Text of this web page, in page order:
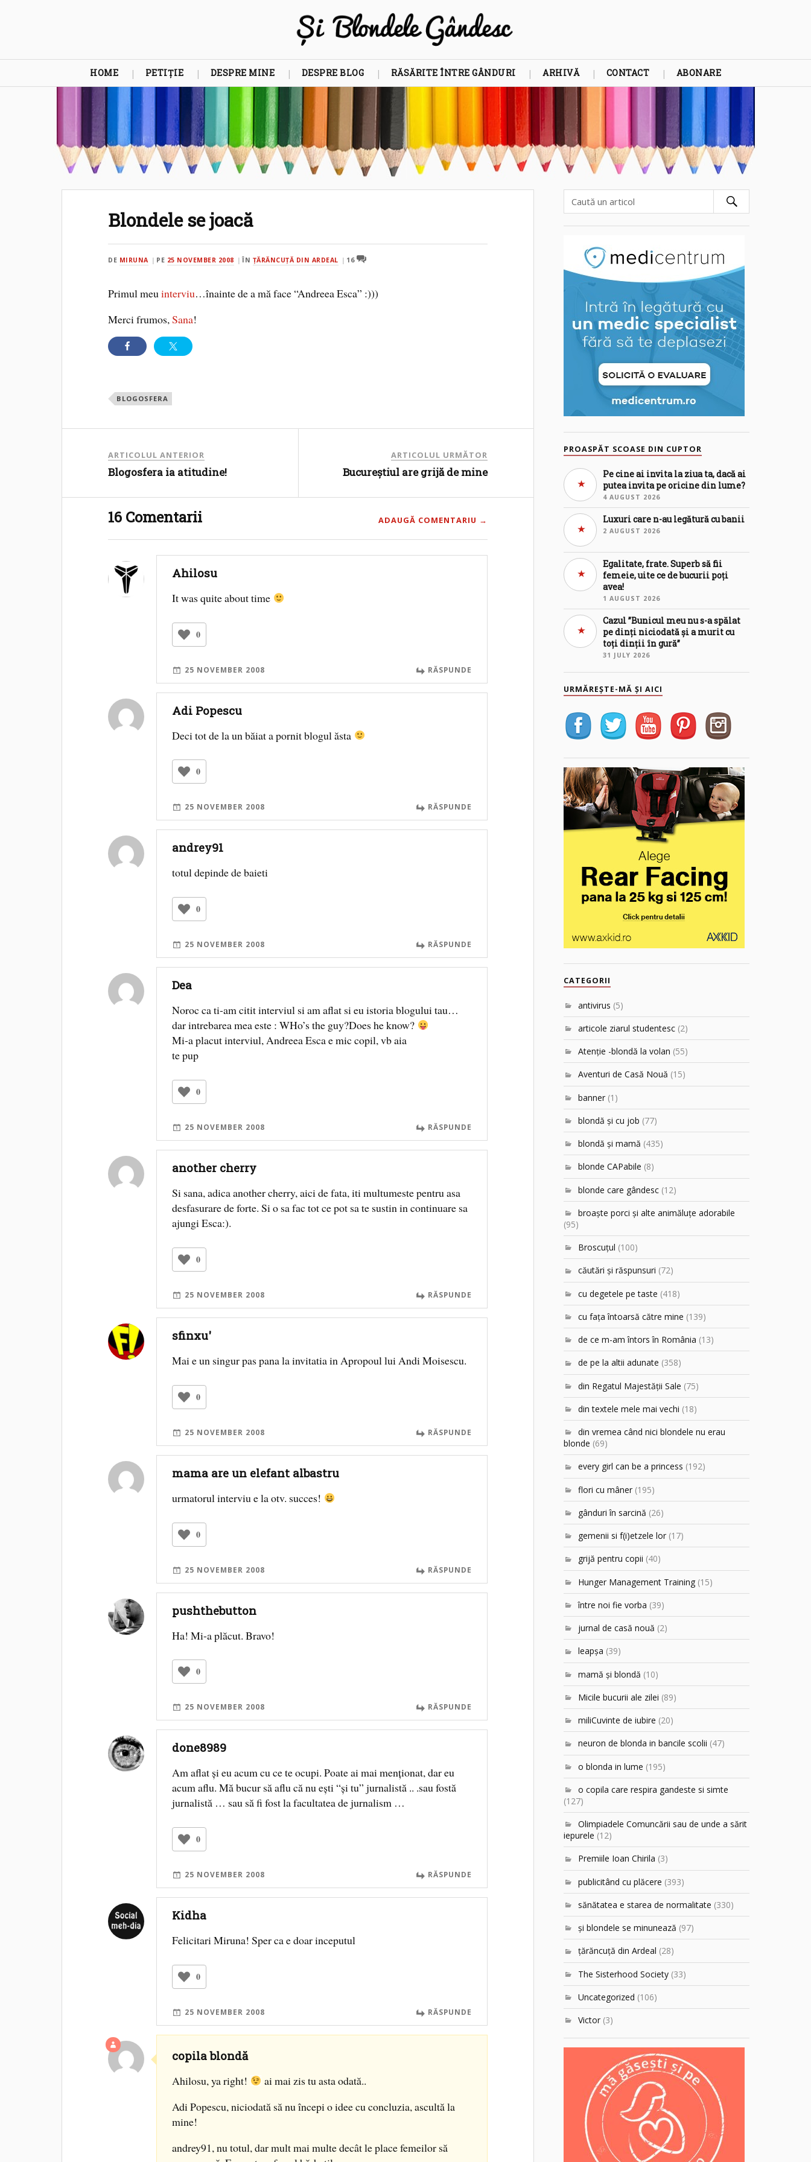
HOME PETIȚIE DESPRE MINE DESPRE BLOG RĂSĂRITE ÎNTRE GÂNDURI ARHIVĂ CONTACT ABONARE
Blondele se joacă
DE MIRUNA PE 25 NOVEMBER 2008 ÎN ŢĂRĂNCUŢĂ DIN ARDEAL 16
Primul meuinterviu…înainte de a mă face “Andreea Esca” :)))
Merci frumos,Sana!
BLOGOSFERA
ARTICOLUL ANTERIOR
Blogosfera ia atitudine!
ARTICOLUL URMĂTOR
Bucureştiul are grijă de mine
16 Comentarii ADAUGĂ COMENTARIU →
Ahilosu
It was quite about time
0
25 NOVEMBER 2008 RĂSPUNDE
Adi Popescu
Deci tot de la un băiat a pornit blogul ăsta
0
25 NOVEMBER 2008 RĂSPUNDE
andrey91
totul depinde de baieti
0
25 NOVEMBER 2008 RĂSPUNDE
Dea
Noroc ca ti-am citit interviul si am aflat si eu istoria blogului tau…
dar intrebarea mea este : WHo’s the guy?Does he know?
Mi-a placut interviul, Andreea Esca e mic copil, vb aia
te pup
0
25 NOVEMBER 2008 RĂSPUNDE
another cherry
Si sana, adica another cherry, aici de fata, iti multumeste pentru asa
desfasurare de forte. Si o sa fac tot ce pot sa te sustin in continuare sa
ajungi Esca:).
0
25 NOVEMBER 2008 RĂSPUNDE
sfinxu'
Mai e un singur pas pana la invitatia in Apropoul lui Andi Moisescu.
0
25 NOVEMBER 2008 RĂSPUNDE
mama are un elefant albastru
urmatorul interviu e la otv. succes!
0
25 NOVEMBER 2008 RĂSPUNDE
pushthebutton
Ha! Mi-a plăcut. Bravo!
0
25 NOVEMBER 2008 RĂSPUNDE
done8989
Am aflat şi eu acum cu ce te ocupi. Poate ai mai menţionat, dar eu
acum aflu. Mă bucur să aflu că nu eşti “şi tu” jurnalistă .. .sau fostă
jurnalistă … sau să fi fost la facultatea de jurnalism …
0
25 NOVEMBER 2008 RĂSPUNDE
Kidha
Felicitari Miruna! Sper ca e doar inceputul
0
25 NOVEMBER 2008 RĂSPUNDE
copila blondă
Ahilosu, ya right!
ai mai zis tu asta odată..
Adi Popescu, niciodată să nu începi o idee cu concluzia, ascultă la
mine!
andrey91, nu totul, dar mult mai multe decât le place femeilor să
PROASPĂT SCOASE DIN CUPTOR
Pe cine ai invita la ziua ta, dacă ai
putea invita pe oricine din lume?
4 AUGUST 2026
Luxuri care n-au legătură cu banii
2 AUGUST 2026
Egalitate, frate. Superb să fii
femeie, uite ce de bucurii poți
avea!
1 AUGUST 2026
Cazul ”Bunicul meu nu s-a spălat
pe dinți niciodată și a murit cu
toți dinții în gură”
31 JULY 2026
URMĂREȘTE-MĂ ȘI AICI
CATEGORII
antivirus (5)
articole ziarul studentesc (2)
Atenţie -blondă la volan (55)
Aventuri de Casă Nouă (15)
banner (1)
blondă şi cu job (77)
blondă şi mamă (435)
blonde CAPabile (8)
blonde care gândesc (12)
broaşte porci şi alte animăluţe adorabile
(95)
Broscuțul (100)
căutări şi răspunsuri (72)
cu degetele pe taste (418)
cu faţa întoarsă către mine (139)
de ce m-am întors în România (13)
de pe la altii adunate (358)
din Regatul Majestăţii Sale (75)
din textele mele mai vechi (18)
din vremea când nici blondele nu erau
blonde (69)
every girl can be a princess (192)
flori cu mâner (195)
gânduri în sarcină (26)
gemenii si f(i)etzele lor (17)
grijă pentru copii (40)
Hunger Management Training (15)
între noi fie vorba (39)
jurnal de casă nouă (2)
leapşa (39)
mamă şi blondă (10)
Micile bucurii ale zilei (89)
miliCuvinte de iubire (20)
neuron de blonda in bancile scolii (47)
o blonda in lume (195)
o copila care respira gandeste si simte
(127)
Olimpiadele Comuncării sau de unde a sărit
iepurele (12)
Premiile Ioan Chirila (3)
publicitând cu plăcere (393)
sănătatea e starea de normalitate (330)
şi blondele se minunează (97)
ţărăncuţă din Ardeal (28)
The Sisterhood Society (33)
Uncategorized (106)
Victor (3)